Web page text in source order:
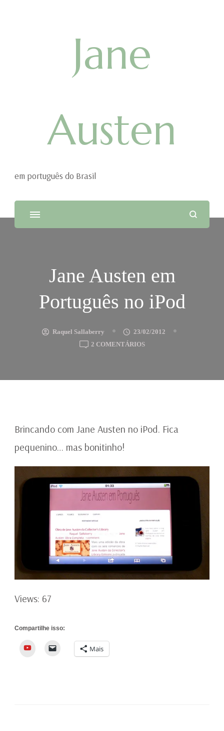
Jane
Austen
em português do Brasil
Jane Austen em
Português no iPod
Raquel Sallaberry
23/02/2012
2 COMENTÁRIOSEM
EM
Brincando com Jane Austen no iPod. Fica
pequenino… mas bonitinho!
Views: 67
Compartilhe isso:
YouTube Mais